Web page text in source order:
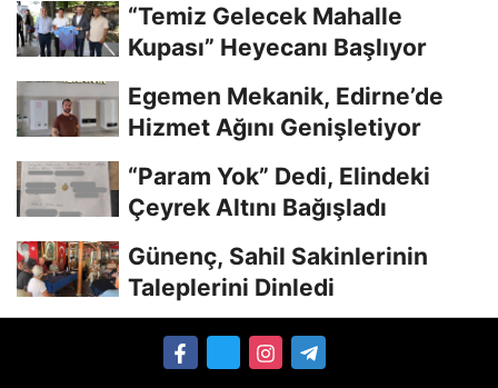
“Temiz Gelecek Mahalle
Kupası” Heyecanı Başlıyor
Egemen Mekanik, Edirne’de
Hizmet Ağını Genişletiyor
“Param Yok” Dedi, Elindeki
Çeyrek Altını Bağışladı
Günenç, Sahil Sakinlerinin
Taleplerini Dinledi